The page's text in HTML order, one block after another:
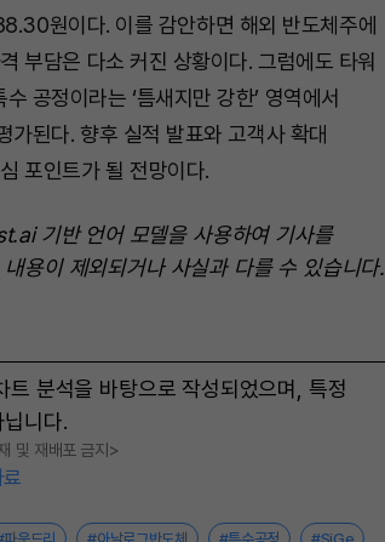
원이다. 이를 감안하면 해외 반도체주에
부담은 다소 커진 상황이다. 그럼에도 타워
공정이라는 ‘틈새지만 강한’ 영역에서
가된다. 향후 실적 발표와 고객사 확대
포인트가 될 전망이다.
기반 언어 모델을 사용하여 기사를
용이 제외되거나 사실과 다를 수 있습니다.
트 분석을 바탕으로 작성되었으며, 특정
니다.
및 재배포 금지>